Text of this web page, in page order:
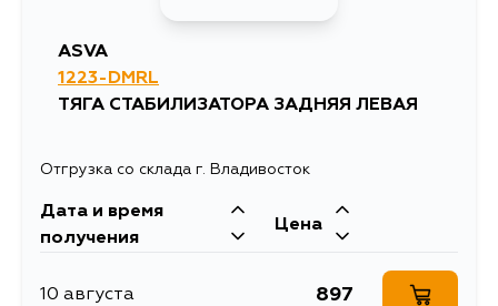
ASVA
1223-DMRL
ТЯГА СТАБИЛИЗАТОРА ЗАДНЯЯ ЛЕВАЯ
Отгрузка со склада г. Владивосток
Дата и время
получения
Цена
10 августа 897